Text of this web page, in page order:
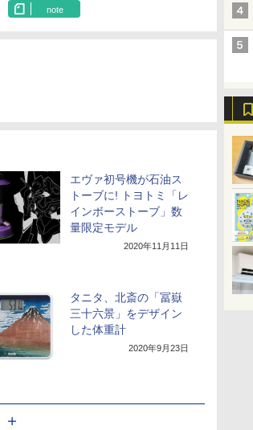
note
エヴァ初号機が石油ス
トーブに! トヨトミ「レ
インボーストーブ」数
量限定モデル
2020年11月11日
タニタ、北斎の「冨嶽
三十六景」をデザイン
した体重計
2020年9月23日